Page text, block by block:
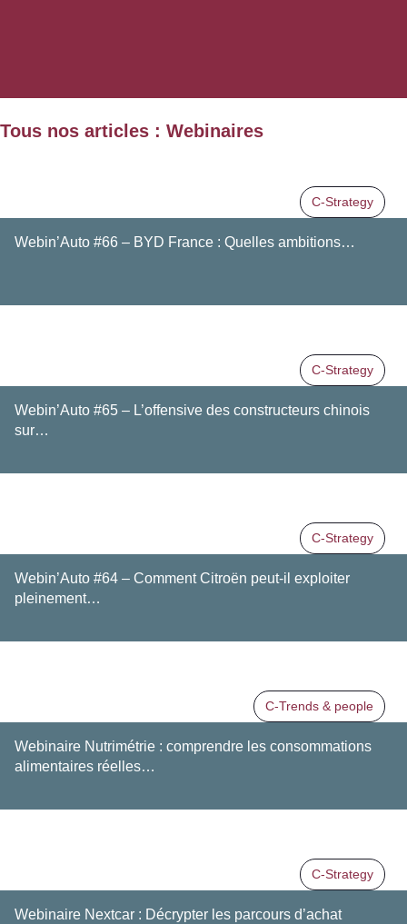
Tous nos articles : Webinaires
C-Strategy
Webin’Auto #66 – BYD France : Quelles ambitions…
C-Strategy
Webin’Auto #65 – L’offensive des constructeurs chinois
sur…
C-Strategy
Webin’Auto #64 – Comment Citroën peut-il exploiter
pleinement…
C-Trends & people
Webinaire Nutrimétrie : comprendre les consommations
alimentaires réelles…
C-Strategy
Webinaire Nextcar : Décrypter les parcours d’achat